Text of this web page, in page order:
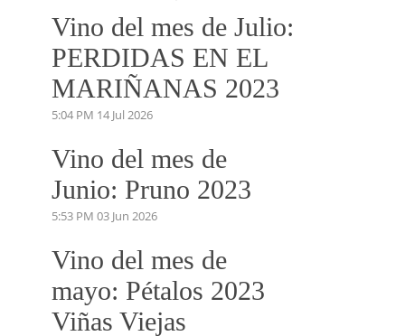
Vino del mes de Julio:
PERDIDAS EN EL
MARIÑANAS 2023
5:04 PM 14 Jul 2026
Vino del mes de
Junio: Pruno 2023
5:53 PM 03 Jun 2026
Vino del mes de
mayo: Pétalos 2023
Viñas Viejas